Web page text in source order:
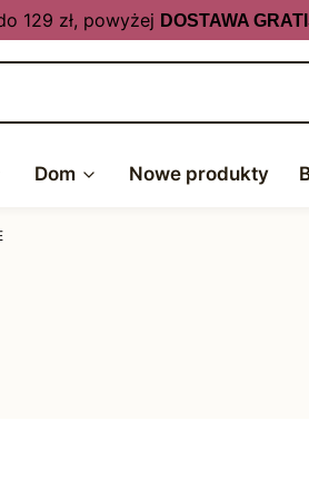
129 zł, powyżej DOSTAWA
Dom Nowe produkty